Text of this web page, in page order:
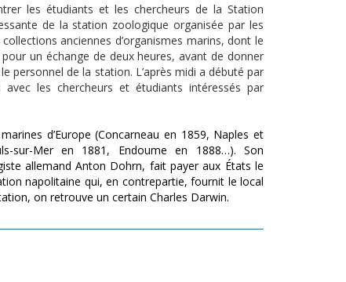
les étudiants et les chercheurs de la Station
de la station zoologique organisée par les
anciennes d’organismes marins, dont le
un échange de deux heures, avant de donner
personnel de la station. L’après midi a débuté par
les chercheurs et étudiants intéressés par
d’Europe (Concarneau en 1859, Naples et
sur-Mer en 1881, Endoume en 1888…). Son
allemand Anton Dohrn, fait payer aux États le
napolitaine qui, en contrepartie, fournit le local
on retrouve un certain Charles Darwin.